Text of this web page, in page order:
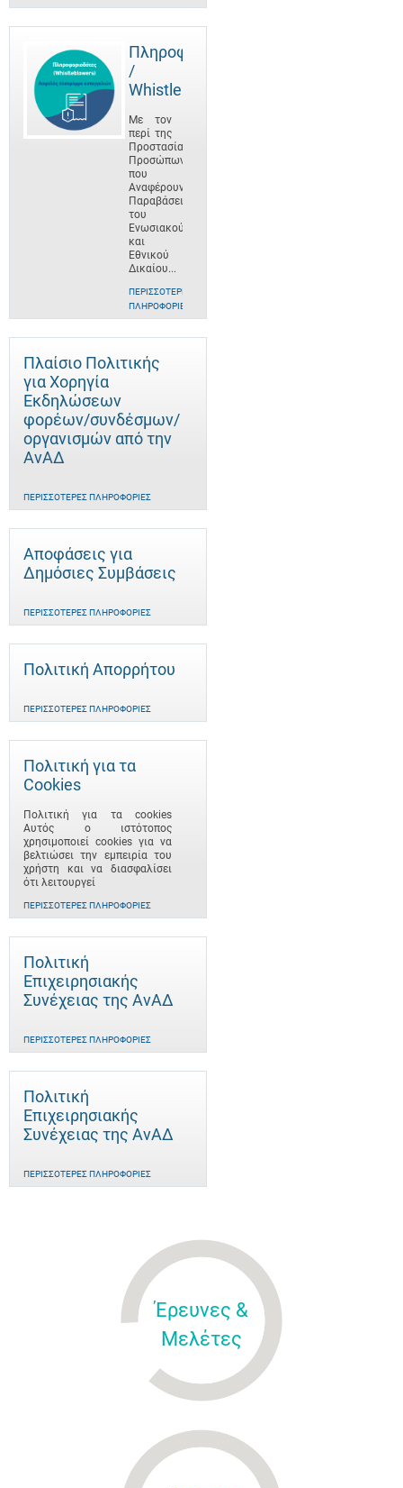
Πληροφοριοδότες
/
Whistleblowers
Με τον
περί της
Προστασίας
Προσώπων
που
Αναφέρουν
Παραβάσεις
του
Ενωσιακού
και
Εθνικού
Δικαίου...
ΠΕΡΙΣΣΌΤΕΡΕΣ
ΠΛΗΡΟΦΟΡΊΕΣ
Πλαίσιο Πολιτικής
για Χορηγία
Εκδηλώσεων
φορέων/συνδέσμων/
οργανισμών από την
ΑνΑΔ
ΠΕΡΙΣΣΌΤΕΡΕΣ ΠΛΗΡΟΦΟΡΊΕΣ
Αποφάσεις για
Δημόσιες Συμβάσεις
ΠΕΡΙΣΣΌΤΕΡΕΣ ΠΛΗΡΟΦΟΡΊΕΣ
Πολιτική Απορρήτου
ΠΕΡΙΣΣΌΤΕΡΕΣ ΠΛΗΡΟΦΟΡΊΕΣ
Πολιτική για τα
Cookies
Πολιτική για τα cookies
Αυτός ο ιστότοπος
χρησιμοποιεί cookies για να
βελτιώσει την εμπειρία του
χρήστη και να διασφαλίσει
ότι λειτουργεί
ΠΕΡΙΣΣΌΤΕΡΕΣ ΠΛΗΡΟΦΟΡΊΕΣ
Πολιτική
Επιχειρησιακής
Συνέχειας της ΑνΑΔ
ΠΕΡΙΣΣΌΤΕΡΕΣ ΠΛΗΡΟΦΟΡΊΕΣ
Πολιτική
Επιχειρησιακής
Συνέχειας της ΑνΑΔ
ΠΕΡΙΣΣΌΤΕΡΕΣ ΠΛΗΡΟΦΟΡΊΕΣ
Έρευνες &
Μελέτες